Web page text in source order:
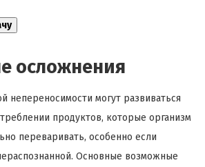
осложнения
непереносимости могут развиваться
продуктов, которые организм
переваривать, особенно если
Основные возможные